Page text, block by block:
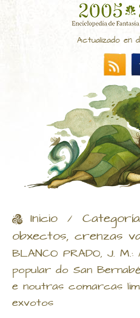
Actualizado en
Inicio /
obxectos, crenzas
BLANCO PRADO, J.
popular do San
e noutras comarcas
exvotos